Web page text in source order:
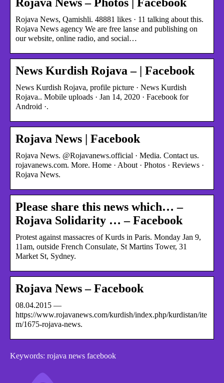
Rojava News, Qamishli. 48881 likes · 11 talking about this.
Rojava News agency We are free lanse and publishing on
our website, online radio, and social…
News Kurdish Rojava – | Facebook
News Kurdish Rojava, profile picture · News Kurdish
Rojava.. Mobile uploads · Jan 14, 2020 · Facebook for
Android ·.
Rojava News | Facebook
Rojava News. @Rojavanews.official · Media. Contact us.
rojavanews.com. More. Home · About · Photos · Reviews ·
Rojava News.
Please share this news which… –
Rojava Solidarity … – Facebook
Protest against massacres of Kurds in Paris. Monday Jan 9,
11am, outside French Consulate, St Martins Tower, 31
Market St, Sydney.
Rojava News – Facebook
08.04.2015 —
https://www.rojavanews.com/kurdish/index.php/kurdistan/ite
m/1675-rojava-news.
Keywords: rojava news facebook